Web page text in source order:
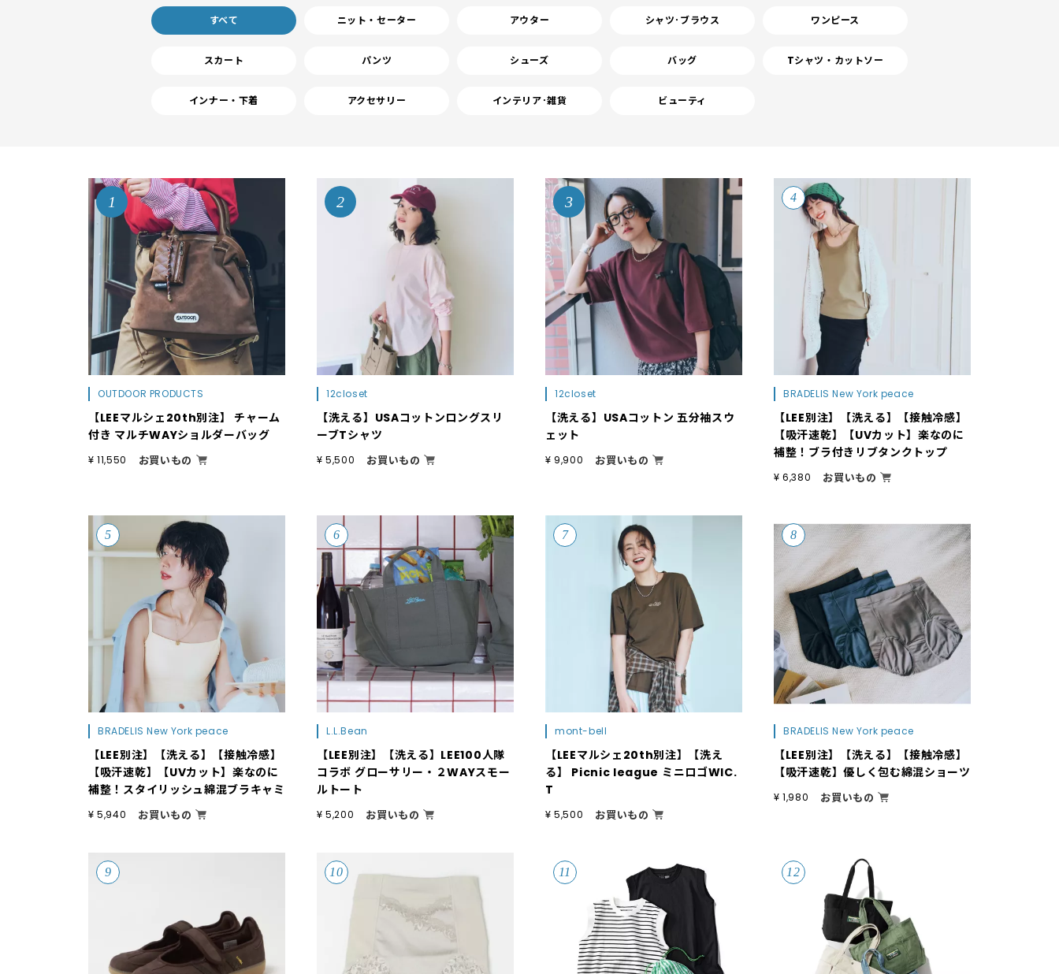
すべて ニット・セーター アウター シャツ･ブラウス ワンピース
スカート パンツ シューズ バッグ Tシャツ・カットソー
インナー・下着 アクセサリー インテリア･雑貨 ビューティ
OUTDOOR PRODUCTS
【LEEマルシェ20th別注】 チャーム
付き マルチWAYショルダーバッグ
¥ 11,550 お買いもの
12closet
【洗える】USAコットンロングスリ
ーブTシャツ
¥ 5,500 お買いもの
12closet
【洗える】USAコットン 五分袖スウ
ェット
¥ 9,900 お買いもの
BRADELIS New York peace
【LEE別注】【洗える】【接触冷感】
【吸汗速乾】【UVカット】楽なのに
補整！ブラ付きリブタンクトップ
¥ 6,380 お買いもの
BRADELIS New York peace
【LEE別注】【洗える】【接触冷感】
【吸汗速乾】【UVカット】楽なのに
補整！スタイリッシュ綿混ブラキャミ
¥ 5,940 お買いもの
L.L.Bean
【LEE別注】【洗える】LEE100人隊
コラボ グローサリー・２WAYスモー
ルトート
¥ 5,200 お買いもの
mont-bell
【LEEマルシェ20th別注】【洗え
る】 Picnic league ミニロゴWIC.
T
¥ 5,500 お買いもの
BRADELIS New York peace
【LEE別注】【洗える】【接触冷感】
【吸汗速乾】優しく包む綿混ショーツ
¥ 1,980 お買いもの